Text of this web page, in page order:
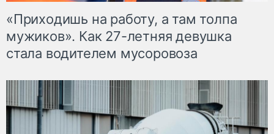
«Приходишь на работу, а там толпа
мужиков». Как 27-летняя девушка
стала водителем мусоровоза